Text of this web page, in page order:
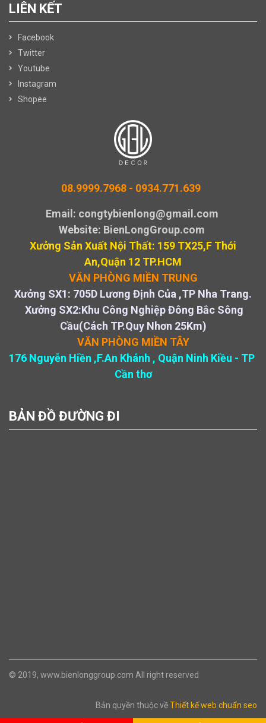
LIÊN KẾT
Facebook
Twitter
Youtube
Instagram
Shopee
08.9999.7968 - 0934.771.639
Email: congtybienlong@gmail.com
Website: BienLongGroup.com
Xưởng Sản Xuất Nội Thất: 159 TX25,F Thới
An,Quận 12 TP.HCM
VĂN PHÒNG MIỀN TRUNG
Xưởng SX1: 705D Lương Định Của ,TP Nha Trang.
Xưởng SX2:Khu Công Nghiệp Đông Bắc Sông
Cầu(Cách TP.Quy Nhơn 25Km)
VĂN PHÒNG MIỀN TÂY
176 Nguyễn Hiền ,F.An Khánh , Quận Ninh Kiều - TP
Cần thơ
BẢN ĐỒ ĐƯỜNG ĐI
© 2019, www.bienlonggroup.com All right reserved
Bản quyền thuộc vềThiết kế web chuẩn seo